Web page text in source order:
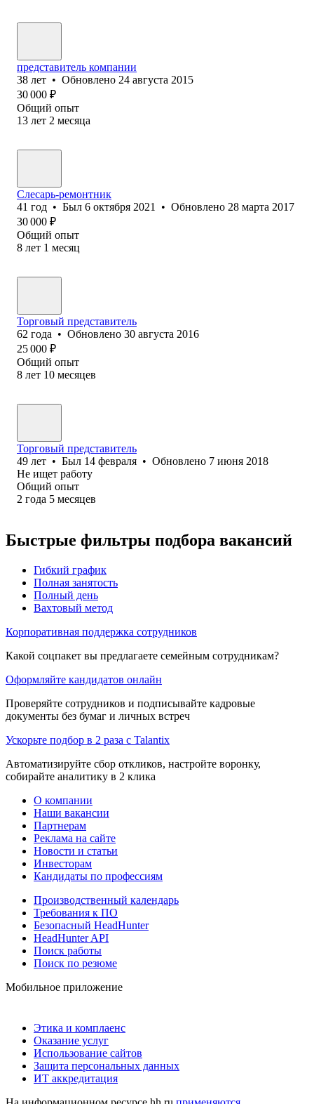
представитель компании
38 лет • Обновлено 24 августа 2015
30 000 ₽
Общий опыт
13 лет 2 месяца
Слесарь-ремонтник
41 год • Был 6 октября 2021 • Обновлено 28 марта 2017
30 000 ₽
Общий опыт
8 лет 1 месяц
Торговый представитель
62 года • Обновлено 30 августа 2016
25 000 ₽
Общий опыт
8 лет 10 месяцев
Торговый представитель
49 лет • Был 14 февраля • Обновлено 7 июня 2018
Не ищет работу
Общий опыт
2 года 5 месяцев
Быстрые фильтры подбора вакансий
Гибкий график
Полная занятость
Полный день
Вахтовый метод
Корпоративная поддержка сотрудников
Какой соцпакет вы предлагаете семейным сотрудникам?
Оформляйте кандидатов онлайн
Проверяйте сотрудников и подписывайте кадровые
документы без бумаг и личных встреч
Ускорьте подбор в 2 раза с Talantix
Автоматизируйте сбор откликов, настройте воронку,
собирайте аналитику в 2 клика
О компании
Наши вакансии
Партнерам
Реклама на сайте
Новости и статьи
Инвесторам
Кандидаты по профессиям
Производственный календарь
Требования к ПО
Безопасный HeadHunter
HeadHunter API
Поиск работы
Поиск по резюме
Мобильное приложение
Этика и комплаенс
Оказание услуг
Использование сайтов
Защита персональных данных
ИТ аккредитация